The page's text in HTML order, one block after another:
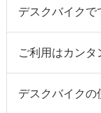
デスクバイクで
ご利用はカン
デスクバイクの